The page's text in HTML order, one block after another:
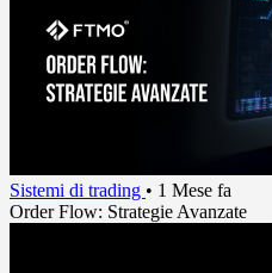
Sistemi di trading • 1 Mese fa
Order Flow: Strategie Avanzate